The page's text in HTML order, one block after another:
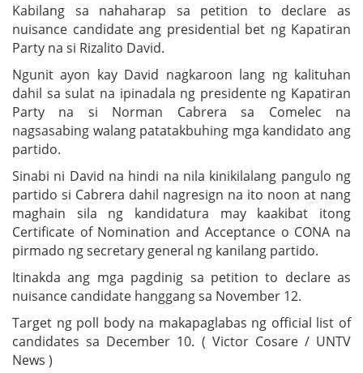
Kabilang sa nahaharap sa petition to declare as
nuisance candidate ang presidential bet ng Kapatiran
Party na si Rizalito David.
Ngunit ayon kay David nagkaroon lang ng kalituhan
dahil sa sulat na ipinadala ng presidente ng Kapatiran
Party na si Norman Cabrera sa Comelec na
nagsasabing walang patatakbuhing mga kandidato ang
partido.
Sinabi ni David na hindi na nila kinikilalang pangulo ng
partido si Cabrera dahil nagresign na ito noon at nang
maghain sila ng kandidatura may kaakibat itong
Certificate of Nomination and Acceptance o CONA na
pirmado ng secretary general ng kanilang partido.
Itinakda ang mga pagdinig sa petition to declare as
nuisance candidate hanggang sa November 12.
Target ng poll body na makapaglabas ng official list of
candidates sa December 10. ( Victor Cosare / UNTV
News )